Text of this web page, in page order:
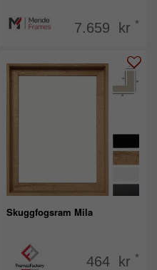
7.659 kr *
Skuggfogsram Mila
464 kr *